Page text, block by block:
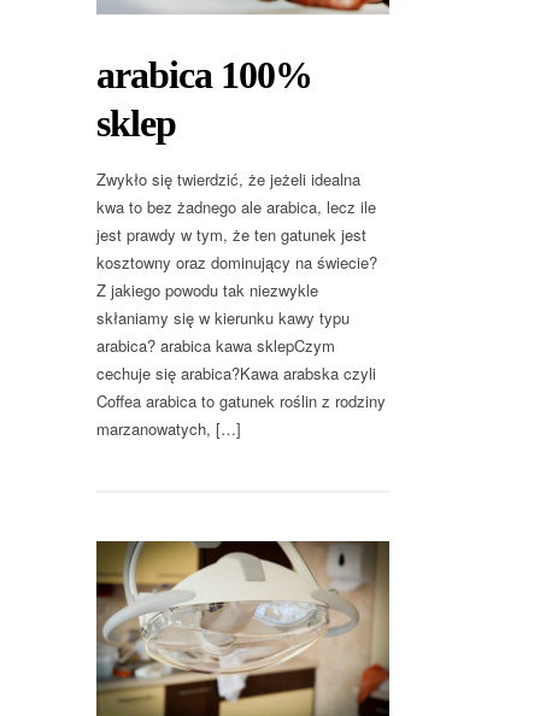
arabica 100%
sklep
Zwykło się twierdzić, że jeżeli idealna
kwa to bez żadnego ale arabica, lecz ile
jest prawdy w tym, że ten gatunek jest
kosztowny oraz dominujący na świecie?
Z jakiego powodu tak niezwykle
skłaniamy się w kierunku kawy typu
arabica? arabica kawa sklepCzym
cechuje się arabica?Kawa arabska czyli
Coffea arabica to gatunek roślin z rodziny
marzanowatych, […]